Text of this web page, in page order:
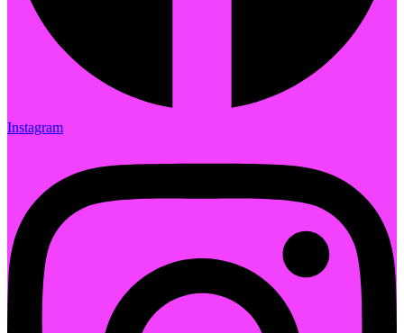
Instagram